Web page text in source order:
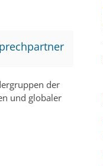
der
und globaler